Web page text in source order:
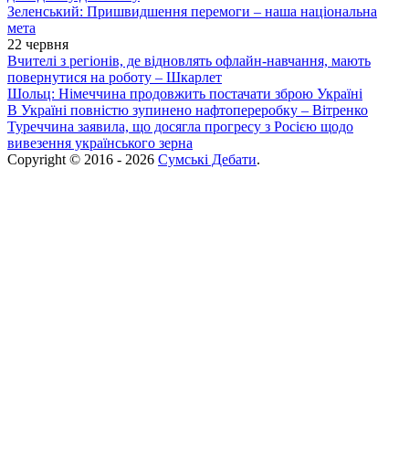
Зеленський: Пришвидшення перемоги – наша національна
мета
22 червня
Вчителі з регіонів, де відновлять офлайн-навчання, мають
повернутися на роботу – Шкарлет
Шольц: Німеччина продовжить постачати зброю Україні
В Україні повністю зупинено нафтопереробку – Вітренко
Туреччина заявила, що досягла прогресу з Росією щодо
вивезення українського зерна
Copyright © 2016 - 2026 Сумські Дебати.